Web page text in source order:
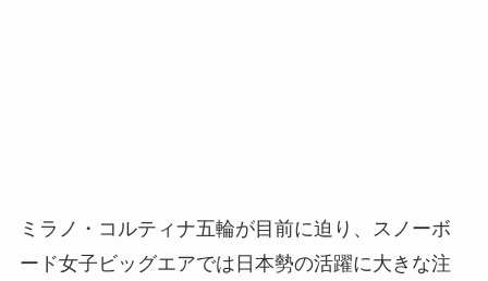
ミラノ・コルティナ五輪が目前に迫り、スノーボ
ード女子ビッグエアでは日本勢の活躍に大きな注